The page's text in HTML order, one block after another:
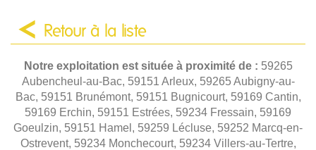
Retour à la liste
Notre exploitation est située à proximité de : 59265
Aubencheul-au-Bac, 59151 Arleux, 59265 Aubigny-au-
Bac, 59151 Brunémont, 59151 Bugnicourt, 59169 Cantin,
59169 Erchin, 59151 Estrées, 59234 Fressain, 59169
Goeulzin, 59151 Hamel, 59259 Lécluse, 59252 Marcq-en-
Ostrevent, 59234 Monchecourt, 59234 Villers-au-Tertre,